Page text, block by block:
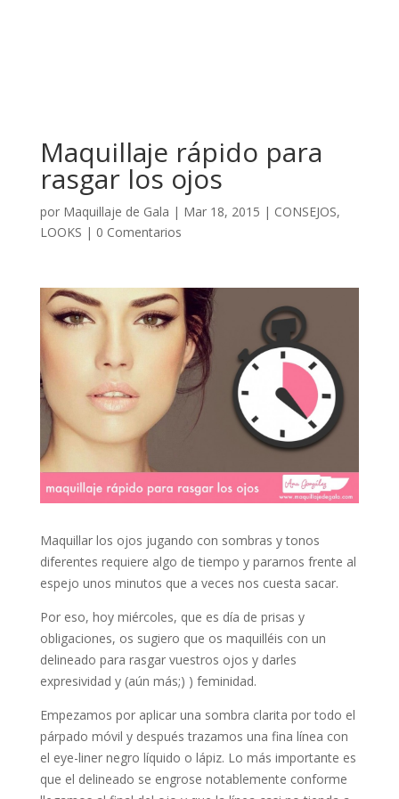
Maquillaje rápido para
rasgar los ojos
por Maquillaje de Gala | Mar 18, 2015 | CONSEJOS,
LOOKS | 0 Comentarios
Maquillar los ojos jugando con sombras y tonos
diferentes requiere algo de tiempo y pararnos frente al
espejo unos minutos que a veces nos cuesta sacar.
Por eso, hoy miércoles, que es día de prisas y
obligaciones, os sugiero que os maquilléis con un
delineado para rasgar vuestros ojos y darles
expresividad y (aún más;) ) feminidad.
Empezamos por aplicar una sombra clarita por todo el
párpado móvil y después trazamos una fina línea con
el eye-liner negro líquido o lápiz. Lo más importante es
que el delineado se engrose notablemente conforme